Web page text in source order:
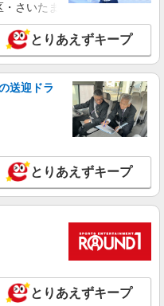
販売スタッフ
円（経験・能力による） ※
途支給（規定あり） ゜
・。○。・゜+゜ 入社祝い金10
゜+゜・。○。・゜+゜
央区のdocomoショップ
詳細を見る
ーユー】
300000円（経験・能力によ
支給 ※研修期間6か月・時給
・。○。・゜+゜・。○。・゜
央区の家電量販店
詳細を見る
さいたま市岩槻区・久喜市・
とりあえずキープ
送迎ドラ
とりあえずキープ
とりあえずキープ